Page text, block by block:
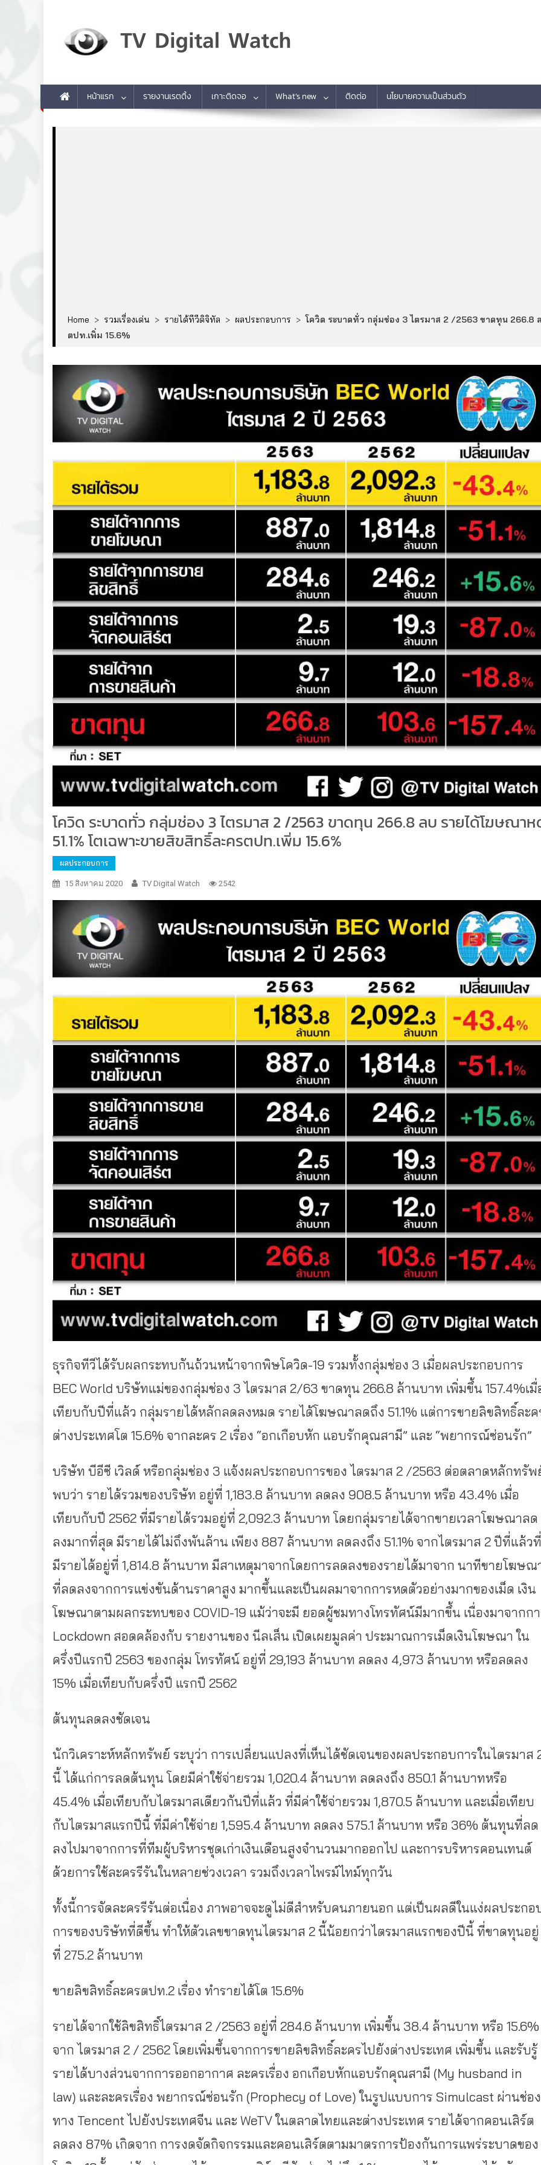
หน้าแรก รายงานเรตติ้ง เกาะติดจอ What’s new ติดต่อ นโยบายความเป็นส่วนตัว
Home > รวมเรื่องเด่น > รายได้ทีวีดิจิทัล > ผลประกอบการ > โควิด ระบาดทั่ว กลุ่มช่อง 3 ไตรมาส 2 /2563 ขาดทุน 266.8
ตปท.เพิ่ม 15.6%
โควิด ระบาดทั่ว กลุ่มช่อง 3 ไตรมาส 2 /2563 ขาดทุน 266.8 ลบ รายได้โฆษณา
51.1% โตเฉพาะขายสิขสิทธิ์ละครตปท.เพิ่ม 15.6%
ผลประกอบการ
15 สิงหาคม 2020 TV Digital Watch 2542
ธุรกิจทีวีได้รับผลกระทบกันถ้วนหน้าจากพิษโควิด-19 รวมทั้งกลุ่มช่อง 3 เมื่อผลประกอบการ
BEC World บริษัทแม่ของกลุ่มช่อง 3 ไตรมาส 2/63 ขาดทุน 266.8 ล้านบาท เพิ่มขึ้น 157.4%เมื่
เทียบกับปีที่แล้ว กลุ่มรายได้หลักลดลงหมด รายได้โฆษณาลดถึง 51.1% แต่การขายลิขสิทธิ์ละค
ต่างประเทศโต 15.6% จากละคร 2 เรื่อง “อกเกือบหัก แอบรักคุณสามี” และ “พยากรณ์ซ่อนรัก”
บริษัท บีอีซี เวิลด์ หรือกลุ่มช่อง 3 แจ้งผลประกอบการของ ไตรมาส 2 /2563 ต่อตลาดหลักทรัพ
พบว่า รายได้รวมของบริษัท อยู่ที่ 1,183.8 ล้านบาท ลดลง 908.5 ล้านบาท หรือ 43.4% เมื่อ
เทียบกับปี 2562 ที่มีรายได้รวมอยู่ที่ 2,092.3 ล้านบาท โดยกลุ่มรายได้จากขายเวลาโฆษณาลด
ลงมากที่สุด มีรายได้ไม่ถึงพันล้าน เพียง 887 ล้านบาท ลดลงถึง 51.1% จากไตรมาส 2 ปีที่แล้วที่
มีรายได้อยู่ที่ 1,814.8 ล้านบาท มีสาเหตุมาจากโดยการลดลงของรายได้มาจาก นาทีขายโฆษณ
ที่ลดลงจากการแข่งขันด้านราคาสูง มากขึ้นและเป็นผลมาจากการหดตัวอย่างมากของเม็ด เงิน
โฆษณาตามผลกระทบของ COVID-19 แม้ว่าจะมี ยอดผู้ชมทางโทรทัศน์มีมากขึ้น เนื่องมาจากก
Lockdown สอดคล้องกับ รายงานของ นีลเส็น เปิดเผยมูลค่า ประมาณการเม็ดเงินโฆษณา ใน
ครึ่งปีแรกปี 2563 ของกลุ่ม โทรทัศน์ อยู่ที่ 29,193 ล้านบาท ลดลง 4,973 ล้านบาท หรือลดลง
15% เมื่อเทียบกับครึ่งปี แรกปี 2562
ต้นทุนลดลงชัดเจน
นักวิเคราะห์หลักทรัพย์ ระบุว่า การเปลี่ยนแปลงที่เห็นได้ชัดเจนของผลประกอบการในไตรมาส
นี้ ได้แก่การลดต้นทุน โดยมีค่าใช้จ่ายรวม 1,020.4 ล้านบาท ลดลงถึง 850.1 ล้านบาทหรือ
45.4% เมื่อเทียบกับไตรมาสเดียวกันปีที่แล้ว ที่มีค่าใช้จ่ายรวม 1,870.5 ล้านบาท และเมื่อเทียบ
กับไตรมาสแรกปีนี้ ที่มีค่าใช้จ่าย 1,595.4 ล้านบาท ลดลง 575.1 ล้านบาท หรือ 36% ต้นทุนที่ลด
ลงไปมาจากการที่ทีมผู้บริหารชุดเก่าเงินเดือนสูงจำนวนมากออกไป และการบริหารคอนเทนต์
ด้วยการใช้ละครรีรันในหลายช่วงเวลา รวมถึงเวลาไพรม์ไทม์ทุกวัน
ทั้งนี้การจัดละครรีรันต่อเนื่อง ภาพอาจจะดูไม่ดีสำหรับคนภายนอก แต่เป็นผลดีในแง่ผลประกอ
การของบริษัทที่ดีขึ้น ทำให้ตัวเลขขาดทุนไตรมาส 2 นี้น้อยกว่าไตรมาสแรกของปีนี้ ที่ขาดทุนอยู่
ที่ 275.2 ล้านบาท
ขายลิขสิทธิ์ละครตปท.2 เรื่อง ทำรายได้โต 15.6%
รายได้จากใช้ลิขสิทธิ์ไตรมาส 2 /2563 อยู่ที่ 284.6 ล้านบาท เพิ่มขึ้น 38.4 ล้านบาท หรือ 15.6%
จาก ไตรมาส 2 / 2562 โดยเพิ่มขึ้นจากการขายลิขสิทธิ์ละครไปยังต่างประเทศ เพิ่มขึ้น และรับรู้
รายได้บางส่วนจากการออกอากาศ ละครเรื่อง อกเกือบหักแอบรักคุณสามี (My husband in
law) และละครเรื่อง พยากรณ์ซ่อนรัก (Prophecy of Love) ในรูปแบบการ Simulcast ผ่านช่อง
ทาง Tencent ไปยังประเทศจีน และ WeTV ในตลาดไทยและต่างประเทศ รายได้จากคอนเสิร์ต
ลดลง 87% เกิดจาก การงดจัดกิจกรรมและคอนเสิร์ตตามมาตรการป้องกันการแพร่ระบาดของ